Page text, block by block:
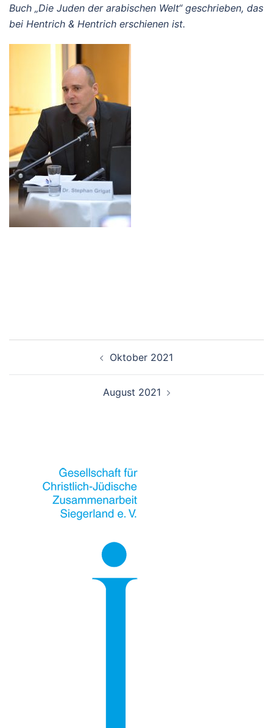
Buch „Die Juden der arabischen Welt“ geschrieben, das
bei Hentrich & Hentrich erschienen ist.
Oktober 2021
August 2021